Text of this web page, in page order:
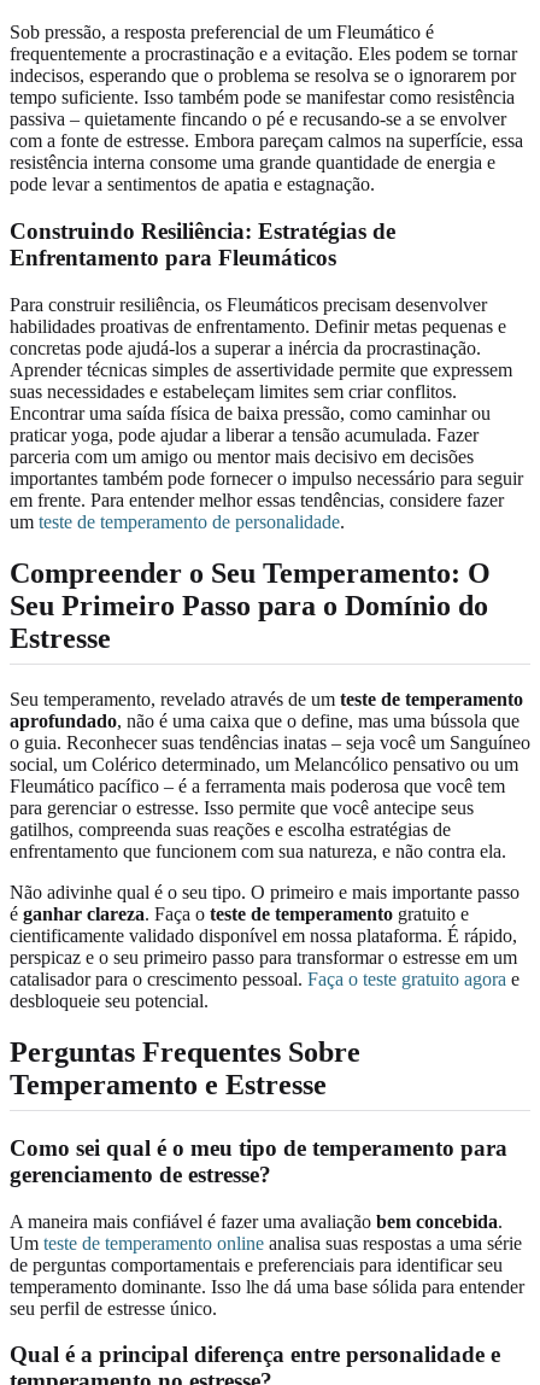
Sob pressão, a resposta preferencial de um Fleumático é
frequentemente a procrastinação e a evitação. Eles podem se tornar
indecisos, esperando que o problema se resolva se o ignorarem por
tempo suficiente. Isso também pode se manifestar como resistência
passiva – quietamente fincando o pé e recusando-se a se envolver
com a fonte de estresse. Embora pareçam calmos na superfície, essa
resistência interna consome uma grande quantidade de energia e
pode levar a sentimentos de apatia e estagnação.
Construindo Resiliência: Estratégias de
Enfrentamento para Fleumáticos
Para construir resiliência, os Fleumáticos precisam desenvolver
habilidades proativas de enfrentamento. Definir metas pequenas e
concretas pode ajudá-los a superar a inércia da procrastinação.
Aprender técnicas simples de assertividade permite que expressem
suas necessidades e estabeleçam limites sem criar conflitos.
Encontrar uma saída física de baixa pressão, como caminhar ou
praticar yoga, pode ajudar a liberar a tensão acumulada. Fazer
parceria com um amigo ou mentor mais decisivo em decisões
importantes também pode fornecer o impulso necessário para seguir
em frente. Para entender melhor essas tendências, considere fazer
um teste de temperamento de personalidade.
Compreender o Seu Temperamento: O
Seu Primeiro Passo para o Domínio do
Estresse
Seu temperamento, revelado através de um teste de temperamento
aprofundado, não é uma caixa que o define, mas uma bússola que
o guia. Reconhecer suas tendências inatas – seja você um Sanguíneo
social, um Colérico determinado, um Melancólico pensativo ou um
Fleumático pacífico – é a ferramenta mais poderosa que você tem
para gerenciar o estresse. Isso permite que você antecipe seus
gatilhos, compreenda suas reações e escolha estratégias de
enfrentamento que funcionem com sua natureza, e não contra ela.
Não adivinhe qual é o seu tipo. O primeiro e mais importante passo
é ganhar clareza. Faça o teste de temperamento gratuito e
cientificamente validado disponível em nossa plataforma. É rápido,
perspicaz e o seu primeiro passo para transformar o estresse em um
catalisador para o crescimento pessoal. Faça o teste gratuito agora e
desbloqueie seu potencial.
Perguntas Frequentes Sobre
Temperamento e Estresse
Como sei qual é o meu tipo de temperamento para
gerenciamento de estresse?
A maneira mais confiável é fazer uma avaliação bem concebida.
Um teste de temperamento online analisa suas respostas a uma série
de perguntas comportamentais e preferenciais para identificar seu
temperamento dominante. Isso lhe dá uma base sólida para entender
seu perfil de estresse único.
Qual é a principal diferença entre personalidade e